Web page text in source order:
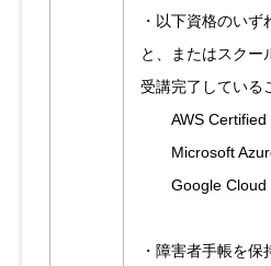
・以下資格のいず
と、またはスクー
受講完了している
AWS Certified
Microsoft
Google Cloud
・障害者手帳を